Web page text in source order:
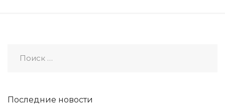
Последние новости